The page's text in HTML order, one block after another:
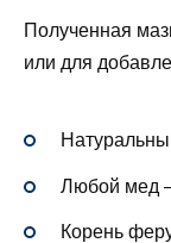
Полученная
или для
Любой мед
Корень